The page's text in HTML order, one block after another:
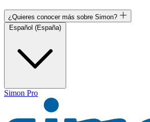
¿Quieres conocer más sobre Simon?
Simon Pro